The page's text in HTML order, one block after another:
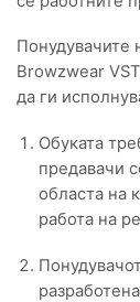
Понудувачите
Browzwear
да ги
Обуката
предавачи
областа на
работа на